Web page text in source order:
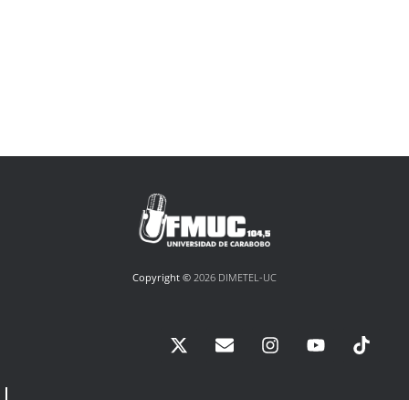
Copyright © 2026 DIMETEL-UC